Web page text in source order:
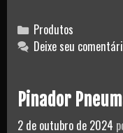
Categories
Produtos
Deixe seu
Pinador
2 de outubro de 2024